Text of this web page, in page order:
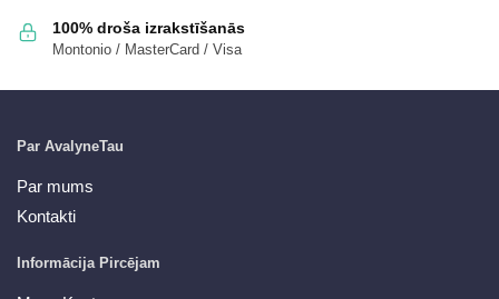
100% droša izrakstīšanās
Montonio / MasterCard / Visa
Par AvalyneTau
Par mums
Kontakti
Informācija Pircējam